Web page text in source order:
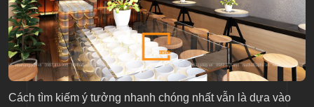
Cách tìm kiếm ý tưởng nhanh chóng nhất vẫn là dựa vào